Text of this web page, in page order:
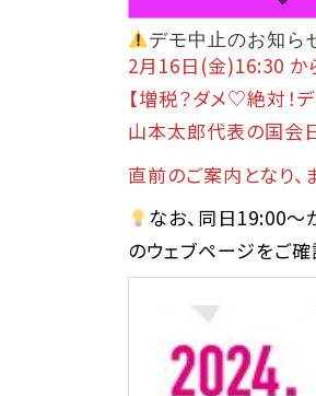
デモ中止のお知ら
2月16日(金)16:30 か
【増税？ダメ♡絶対！
山本太郎代表の国会
直前のご案内となり、
なお、同日19:00〜
のウェブページをご確